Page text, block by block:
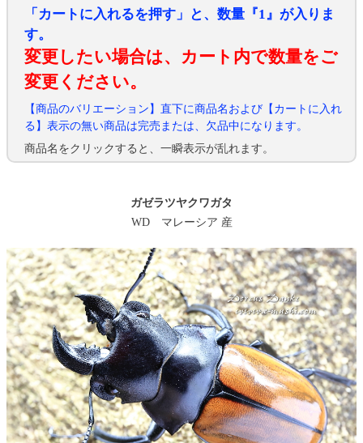
「カートに入れるを押す」と、数量『1』が入りま
す。
変更したい場合は、カート内で数量をご
変更ください。
【商品のバリエーション】直下に商品名および【カートに入れ
る】表示の無い商品は完売または、欠品中になります。
商品名をクリックすると、一瞬表示が乱れます。
ガゼラツヤクワガタ
WD マレーシア 産